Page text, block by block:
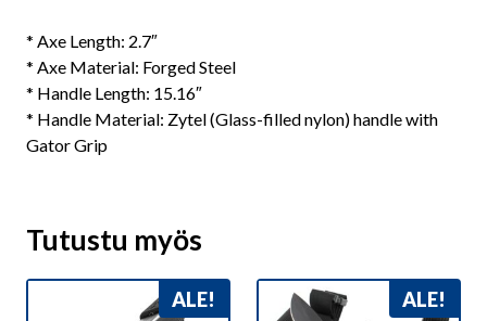
* Axe Length: 2.7″
* Axe Material: Forged Steel
* Handle Length: 15.16″
* Handle Material: Zytel (Glass-filled nylon) handle with
Gator Grip
Tutustu myös
ALE! ALE!